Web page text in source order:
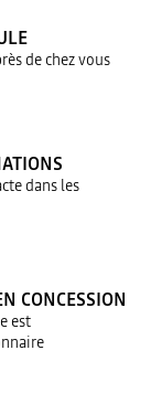
de chez vous
dans les
CONCESSION
est